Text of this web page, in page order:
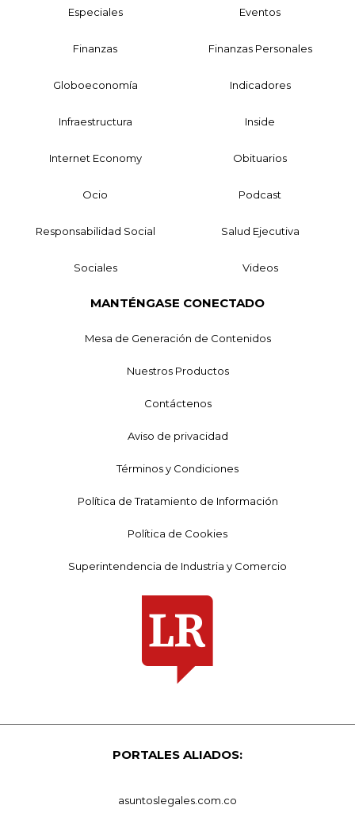
Especiales Eventos
Finanzas Finanzas Personales
Globoeconomía Indicadores
Infraestructura Inside
Internet Economy Obituarios
Ocio Podcast
Responsabilidad Social Salud Ejecutiva
Sociales Videos
MANTÉNGASE CONECTADO
Mesa de Generación de Contenidos
Nuestros Productos
Contáctenos
Aviso de privacidad
Términos y Condiciones
Política de Tratamiento de Información
Política de Cookies
Superintendencia de Industria y Comercio
PORTALES ALIADOS:
asuntoslegales.com.co